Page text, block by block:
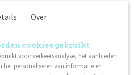
Over
cookies gebruikt
voor verkeersanalyse, het aanbieden
het personaliseren van informatie en